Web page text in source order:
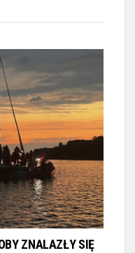
ZNALAZŁY SIĘ